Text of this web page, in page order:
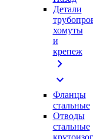
Детали
хомуты
и
крепеж
chevron_right
expand_more
Фланцы
стальные
Отводы
стальные